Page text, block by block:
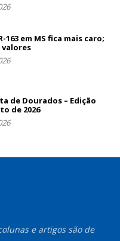
163 em MS fica mais caro;
valores
de Dourados – Edição
de 2026
e artigos são de